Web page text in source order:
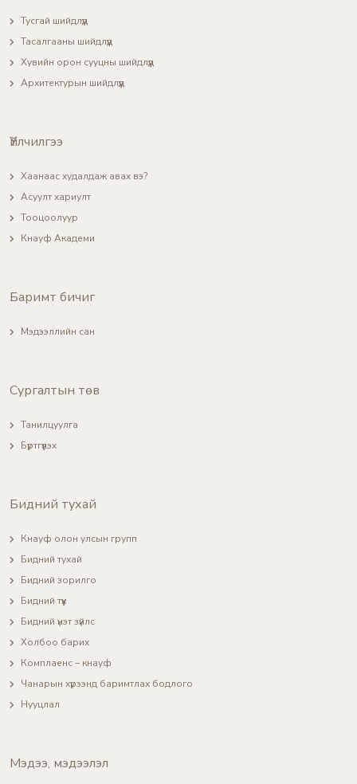
Тусгай шийдлүүд
Тасалгааны шийдлүүд
Хувийн орон сууцны шийдлүүд
Архитектурын шийдлүүд
Үйлчилгээ
Хаанаас худалдаж авах вэ?
Асуулт хариулт
Тооцоолуур
Кнауф Академи
Баримт бичиг
Мэдээллийн сан
Сургалтын төв
Танилцуулга
Бүртгүүлэх
Бидний тухай
Кнауф олон улсын групп
Бидний тухай
Бидний зорилго
Бидний түүх
Бидний үнэт зүйлс
Холбоо барих
Комплаенс – кнауф
Чанарын хүрээнд баримтлах бодлого
Нууцлал
Мэдээ, мэдээлэл